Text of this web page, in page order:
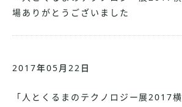
場ありがとうございました
2017年05月22日
「人とくるまのテクノロジー展2017